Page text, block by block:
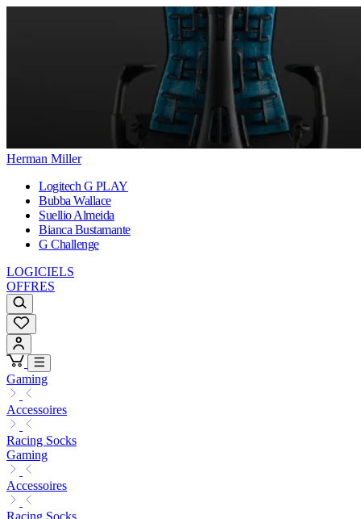
Herman Miller
Logitech G PLAY
Bubba Wallace
Suellio Almeida
Bianca Bustamante
G Challenge
LOGICIELS
OFFRES
Gaming
Accessoires
Racing Socks
Gaming
Accessoires